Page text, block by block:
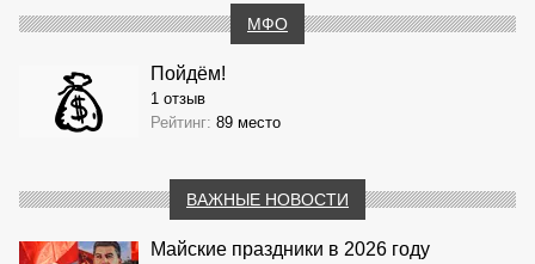
МФО
Пойдём!
1 отзыв
Рейтинг: 89 место
ВАЖНЫЕ НОВОСТИ
Майские праздники в 2026 году